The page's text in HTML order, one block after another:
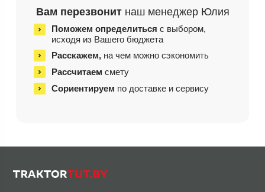
Вам перезвонит наш менеджер Юлия
Поможем определитьсяс выбором,
исходя из Вашего бюджета
Расскажем, на чем можно сэкономить
Рассчитаемсмету
Сориентируем по доставке и сервису